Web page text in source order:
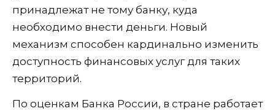
принадлежат не тому банку, куда
необходимо внести деньги. Новый
механизм способен кардинально изменить
доступность финансовых услуг для таких
территорий.
По оценкам Банка России, в стране работает